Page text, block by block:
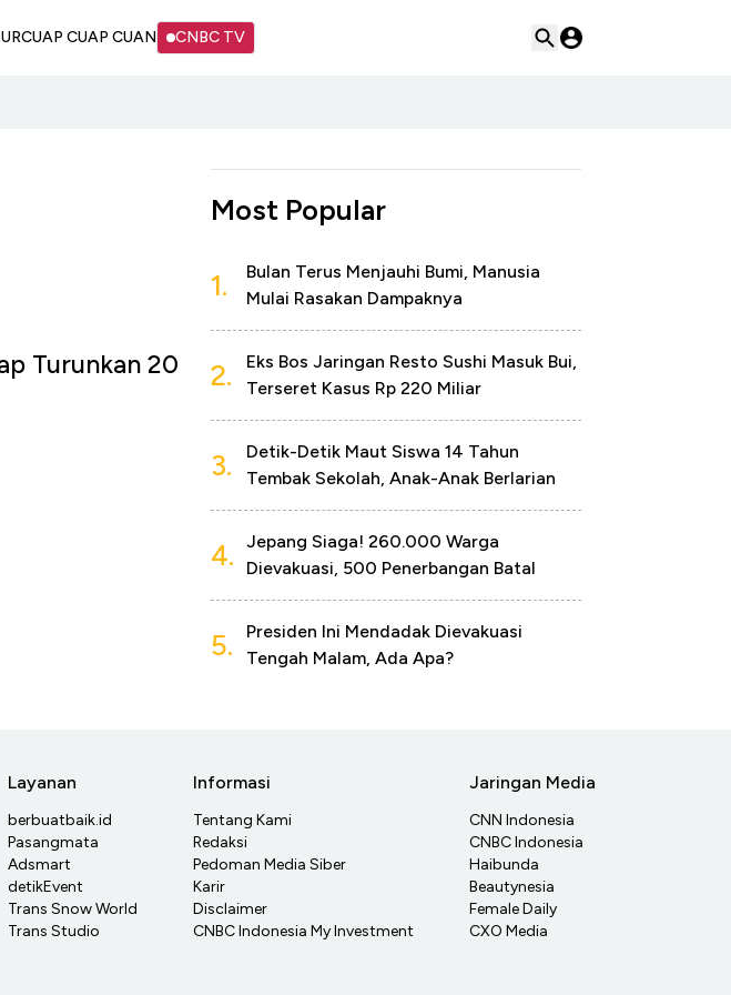
CUAP CUAP CUAN CNBC TV
Turunkan 20
Most Popular
1.
Bulan Terus Menjauhi Bumi, Manusia
Mulai Rasakan Dampaknya
2.
Eks Bos Jaringan Resto Sushi Masuk Bui,
Terseret Kasus Rp 220 Miliar
3.
Detik-Detik Maut Siswa 14 Tahun
Tembak Sekolah, Anak-Anak Berlarian
4.
Jepang Siaga! 260.000 Warga
Dievakuasi, 500 Penerbangan Batal
5.
Presiden Ini Mendadak Dievakuasi
Tengah Malam, Ada Apa?
Layanan
berbuatbaik.id
Pasangmata
Adsmart
detikEvent
Trans Snow World
Trans Studio
Informasi
Tentang Kami
Redaksi
Pedoman Media Siber
Karir
Disclaimer
CNBC Indonesia My Investment
Jaringan Media
CNN Indonesia
CNBC Indonesia
Haibunda
Beautynesia
Female Daily
CXO Media